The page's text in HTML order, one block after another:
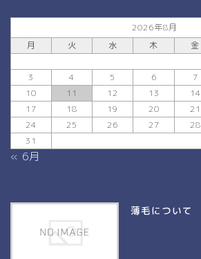
2026年8月
月
火 水 木 金
3
4 5 6 7
10
11 12 13 14
17
18 19 20 21
24
25 26 27 28
31
« 6月
薄毛について